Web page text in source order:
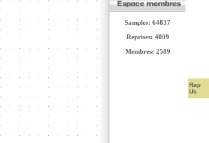
Samples: 64837
Reprises: 4009
Membres: 2589
Rap
Us